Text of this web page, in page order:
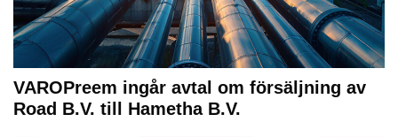
VAROPreem ingår avtal om försäljning av
Road B.V. till Hametha B.V.